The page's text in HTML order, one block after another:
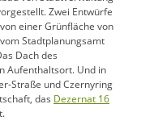
Zwei Entwürfe
einer Grünfläche von
Stadtplanungsamt
Dach des
Aufenthaltsort. Und in
Straße und Czernyring
das Dezernat 16